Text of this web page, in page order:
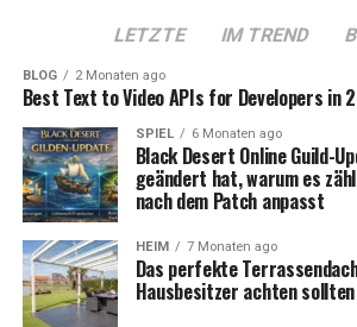
LETZTE IM TREND
BLOG 2 Monaten ago
Best Text to Video APIs for Developers in
SPIEL 6 Monaten ago
Black Desert Online Guild-
geändert hat, warum es
nach dem Patch anpasst
HEIM 7 Monaten ago
Das perfekte
Hausbesitzer achten sollten